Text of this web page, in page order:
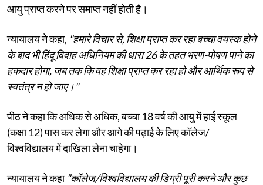
आयु प्राप्त करने पर समाप्त नहीं होती है।
न्यायालय ने कहा, "हमारे विचार से, शिक्षा प्राप्त कर रहा बच्चा वयस्क होने
के बाद भी हिंदू विवाह अधिनियम की धारा 26 के तहत भरण-पोषण पाने का
हकदार होगा, जब तक कि वह शिक्षा प्राप्त कर रहा हो और आर्थिक रूप से
स्वतंत्र न हो जाए।"
पीठ ने कहा कि अधिक से अधिक, बच्चा 18 वर्ष की आयु में हाई स्कूल
(कक्षा 12) पास कर लेगा और आगे की पढ़ाई के लिए कॉलेज/
विश्वविद्यालय में दाखिला लेना चाहेगा।
न्यायालय ने कहा "कॉलेज/विश्वविद्यालय की डिग्री पूरी करने और कुछ